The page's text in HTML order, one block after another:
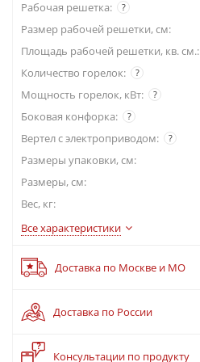
?
Рабочая решетка:
Размер рабочей решетки, см:
Площадь рабочей решетки, кв. см.:
?
Количество горелок:
?
Мощность горелок, кВт:
?
Боковая конфорка:
?
Вертел с электроприводом:
Размеры упаковки, cм:
Размеры, см:
Вес, кг:
Все характеристики
Доставка по Москве и МО
?
Консультации по продукту
Доставка по России